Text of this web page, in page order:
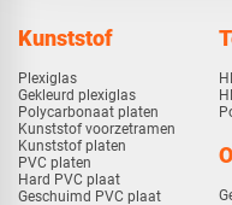
Kunststof
Plexiglas
Gekleurd plexiglas
Polycarbonaat platen
Kunststof voorzetramen
Kunststof platen
PVC platen
Hard PVC plaat
Geschuimd PVC plaat